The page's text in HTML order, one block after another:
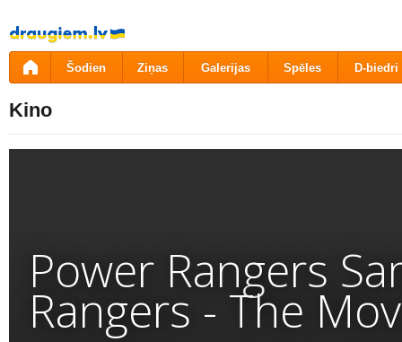
Pāriet
uz
saturu
Šodien Ziņas Galerijas Spēles D-biedri
Kino
Power Rangers
Rangers - The